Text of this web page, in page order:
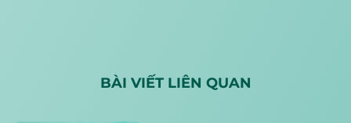
BÀI VIẾT LIÊN QUAN